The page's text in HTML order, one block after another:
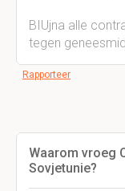
BIUjna alle
tegen
Rapporteer
Waarom vroeg
Sovjetunie?